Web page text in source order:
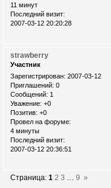
11 минут
Последний визит:
2007-03-12 20:20:28
strawberry
Участник
Зарегистрирован: 2007-03-12
Приглашений: 0
Сообщений: 1
Уважение: +0
Позитив: +0
Провел на форуме:
4 минуты
Последний визит:
2007-03-12 20:36:51
Страница:1 2 3 9 »